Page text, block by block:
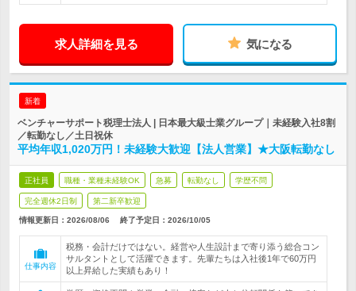
求人詳細を見る 気になる
新着
ベンチャーサポート税理士法人 | 日本最大級士業グループ｜未経験入社8割
／転勤なし／土日祝休
平均年収1,020万円！未経験大歓迎【法人営業】★大阪転勤なし
正社員 職種・業種未経験OK 急募 転勤なし 学歴不問
完全週休2日制 第二新卒歓迎
情報更新日：2026/08/06 終了予定日： 2026/10/05
仕事内容
税務・会計だけではない。経営や人生設計まで寄り添う総合コン
サルタントとして活躍できます。先輩たちは入社後1年で60万円
以上昇給した実績もあり！